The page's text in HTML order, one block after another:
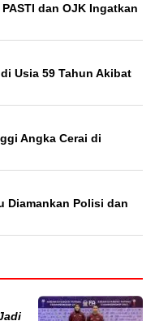
dan OJK Ingatkan
Usia 59 Tahun Akibat
Angka Cerai di
Diamankan Polisi dan